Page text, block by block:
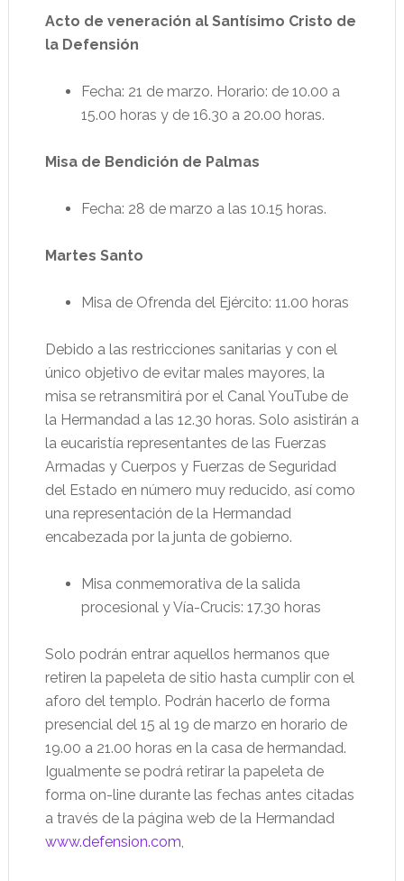
Acto de veneración al Santísimo Cristo de
la Defensión
Fecha: 21 de marzo. Horario: de 10.00 a
15.00 horas y de 16.30 a 20.00 horas.
Misa de Bendición de Palmas
Fecha: 28 de marzo a las 10.15 horas.
Martes Santo
Misa de Ofrenda del Ejército: 11.00 horas
Debido a las restricciones sanitarias y con el
único objetivo de evitar males mayores, la
misa se retransmitirá por el Canal YouTube de
la Hermandad a las 12.30 horas. Solo asistirán a
la eucaristía representantes de las Fuerzas
Armadas y Cuerpos y Fuerzas de Seguridad
del Estado en número muy reducido, así como
una representación de la Hermandad
encabezada por la junta de gobierno.
Misa conmemorativa de la salida
procesional y Vía-Crucis: 17.30 horas
Solo podrán entrar aquellos hermanos que
retiren la papeleta de sitio hasta cumplir con el
aforo del templo. Podrán hacerlo de forma
presencial del 15 al 19 de marzo en horario de
19.00 a 21.00 horas en la casa de hermandad.
Igualmente se podrá retirar la papeleta de
forma on-line durante las fechas antes citadas
a través de la página web de la Hermandad
www.defension.com,